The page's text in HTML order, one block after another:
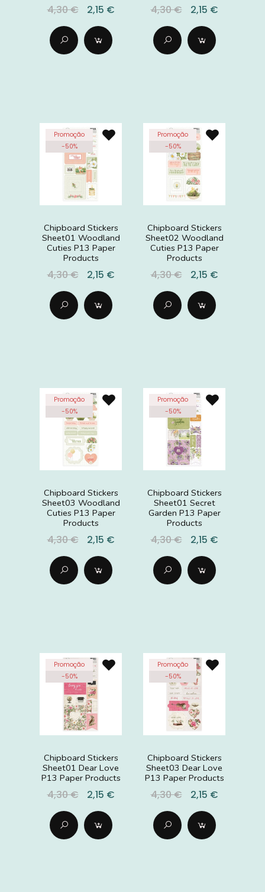
4,30 € 2,15 € 4,30 € 2,15 €
Promoção
-50%
Chipboard Stickers
Sheet01 Woodland
Cuties P13 Paper
Products
4,30 € 2,15 €
Promoção
-50%
Chipboard Stickers
Sheet02 Woodland
Cuties P13 Paper
Products
4,30 € 2,15 €
Promoção
-50%
Chipboard Stickers
Sheet03 Woodland
Cuties P13 Paper
Products
4,30 € 2,15 €
Promoção
-50%
Chipboard Stickers
Sheet01 Secret
Garden P13 Paper
Products
4,30 € 2,15 €
Promoção
-50%
Chipboard Stickers
Sheet01 Dear Love
P13 Paper Products
4,30 € 2,15 €
Promoção
-50%
Chipboard Stickers
Sheet03 Dear Love
P13 Paper Products
4,30 € 2,15 €